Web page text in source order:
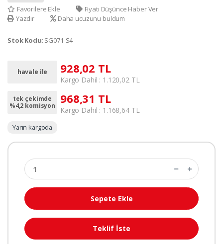
Favorilere Ekle
Fiyatı Düşünce Haber Ver
Yazdır
Daha ucuzunu buldum
Stok Kodu: SG071-S4
havale ile 928,02 TL
Kargo Dahil : 1.120,02 TL
tek çekimde
%4,2 komisyon
968,31 TL
Kargo Dahil : 1.168,64 TL
Yarın kargoda
Sepete Ekle
Teklif İste